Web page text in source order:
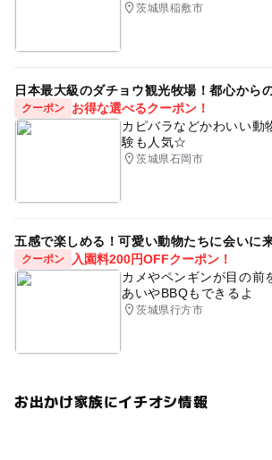
茨城県稲敷市
日本最大級のダチョウ観光牧場！都心から
クーポン
お得な選べるクーポン！
カピバラなどかわいい動
験も人気☆
茨城県石岡市
五感で楽しめる！可愛い動物たちに会いに
クーポン
入園料200円OFFクーポン！
カメやペンギンが目の前
あいやBBQもできるよ
茨城県行方市
お出かけ家族にイチオシ情報